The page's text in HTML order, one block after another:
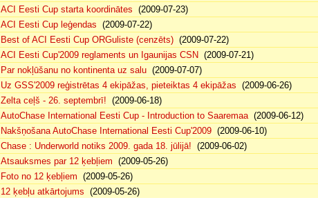
ACI Eesti Cup starta koordinātes (2009-07-23)
ACI Eesti Cup leģendas (2009-07-22)
Best of ACI Eesti Cup ORGuliste (cenzēts) (2009-07-22)
ACI Eesti Cup'2009 reglaments un Igaunijas CSN (2009-07-21)
Par nokļūšanu no kontinenta uz salu (2009-07-07)
Uz GSS'2009 reģistrētas 4 ekipāžas, pieteiktas 4 ekipāžas (2009-06-26)
Zelta ceļš - 26. septembrī! (2009-06-18)
AutoChase International Eesti Cup - Introduction to Saaremaa(2009-06-12)
Nakšņošana AutoChase International Eesti Cup'2009 (2009-06-10)
Chase : Underworld notiks 2009. gada 18. jūlijā! (2009-06-02)
Atsauksmes par 12 ķebļiem (2009-05-26)
Foto no 12 ķebļiem (2009-05-26)
12 ķebļu atkārtojums (2009-05-26)